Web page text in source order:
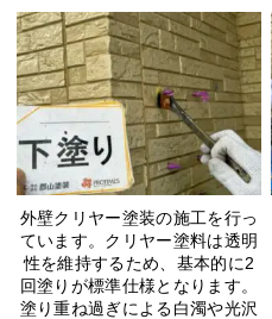
外壁クリヤー塗装の施工を行っ
ています。クリヤー塗料は透明
性を維持するため、基本的に2
回塗りが標準仕様となります。
塗り重ね過ぎによる白濁や光沢